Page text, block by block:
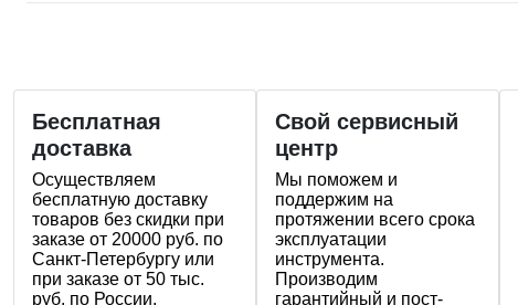
Бесплатная
доставка
Осуществляем
бесплатную доставку
товаров без скидки при
заказе от 20000 руб. по
Санкт-Петербургу или
при заказе от 50 тыс.
руб. по России.
Свой сервисный
центр
Мы поможем и
поддержим на
протяжении всего срока
эксплуатации
инструмента.
Производим
гарантийный и пост-